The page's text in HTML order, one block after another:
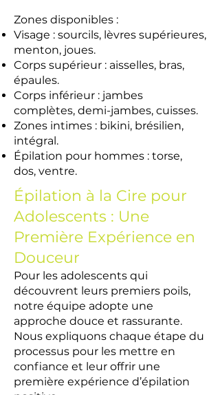
Zones disponibles :
Visage : sourcils, lèvres supérieures,
menton, joues.
Corps supérieur : aisselles, bras,
épaules.
Corps inférieur : jambes
complètes, demi-jambes, cuisses.
Zones intimes : bikini, brésilien,
intégral.
Épilation pour hommes : torse,
dos, ventre.
Épilation à la Cire pour
Adolescents : Une
Première Expérience en
Douceur
Pour les adolescents qui
découvrent leurs premiers poils,
notre équipe adopte une
approche douce et rassurante.
Nous expliquons chaque étape du
processus pour les mettre en
confiance et leur offrir une
première expérience d’épilation